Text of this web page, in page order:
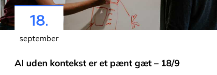
18.
september
AI uden kontekst er et pænt gæt – 18/9